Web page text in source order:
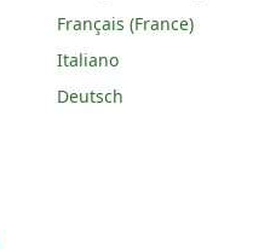
Français (France)
Italiano
Deutsch